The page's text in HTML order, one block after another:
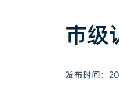
市级
发布时间：